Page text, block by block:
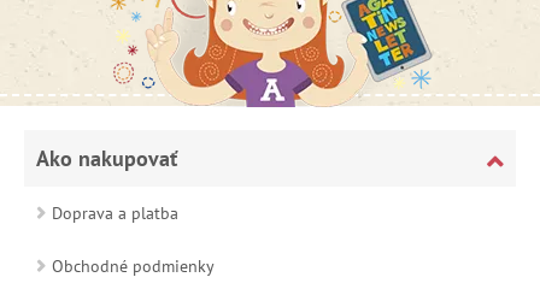
Ako nakupovať
Doprava a platba
Obchodné podmienky